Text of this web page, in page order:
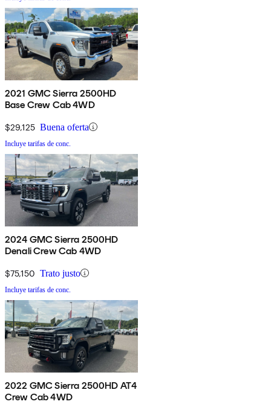
2021 GMC Sierra 2500HD
Base Crew Cab 4WD
$29,125 Buena oferta
Incluye tarifas de conc.
2024 GMC Sierra 2500HD
Denali Crew Cab 4WD
$75,150 Trato justo
Incluye tarifas de conc.
2022 GMC Sierra 2500HD AT4
Crew Cab 4WD